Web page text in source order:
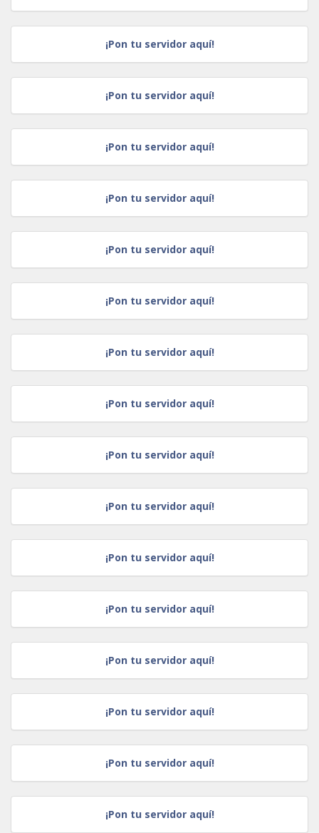
¡Pon tu servidor aquí!
¡Pon tu servidor aquí!
¡Pon tu servidor aquí!
¡Pon tu servidor aquí!
¡Pon tu servidor aquí!
¡Pon tu servidor aquí!
¡Pon tu servidor aquí!
¡Pon tu servidor aquí!
¡Pon tu servidor aquí!
¡Pon tu servidor aquí!
¡Pon tu servidor aquí!
¡Pon tu servidor aquí!
¡Pon tu servidor aquí!
¡Pon tu servidor aquí!
¡Pon tu servidor aquí!
¡Pon tu servidor aquí!